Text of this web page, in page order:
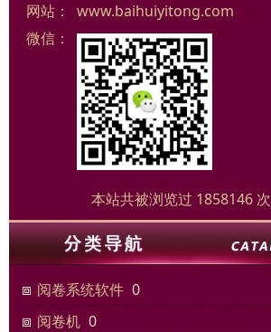
网站：
www.baihuiyitong.com
微信：
本站共被浏览过 1858146 次
阅卷系统软件 0
阅卷机 0